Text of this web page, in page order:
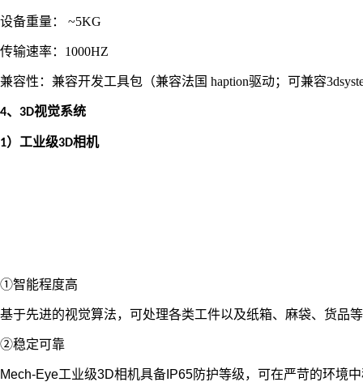
设备重量： ~5KG
传输速率： 1000HZ
兼容性：兼容开发工具包（兼容法国 haption驱动；可兼容
4、 3D视觉系统
1）工业级3D相机
①智能程度高
基于先进的视觉算法，可处理各类工件以及纸箱、麻袋、货品
②稳定可靠
Mech-Eye工业级3D相机具备 IP65防护等级，可在严苛的环境